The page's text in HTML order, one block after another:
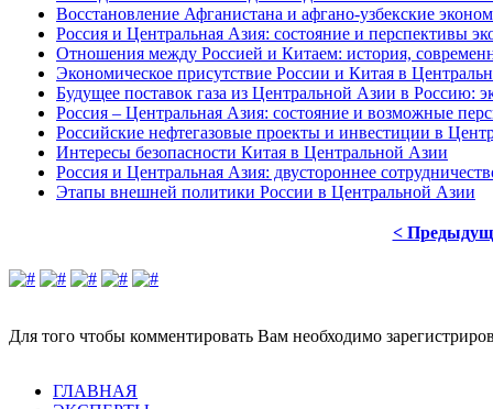
Восстановление Афганистана и афгано-узбекские
Россия и Центральная Азия: состояние и перспективы
Отношения между Россией и Китаем: история,
Экономическое присутствие России и Китая в
Будущее поставок газа из Центральной Азии в Россию:
Россия – Центральная Азия: состояние и возможные
Российские нефтегазовые проекты и инвестиции в
Интересы безопасности Китая в Центральной Азии
Россия и Центральная Азия: двустороннее
Этапы внешней политики России в Центральной Азии
<
Для того чтобы комментировать Вам необходимо
ГЛАВНАЯ